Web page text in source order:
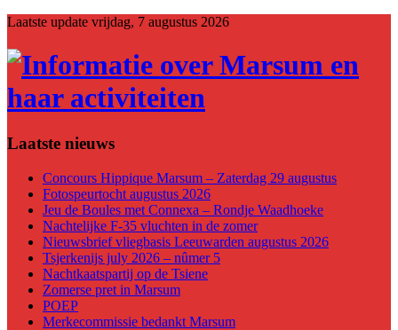
Laatste update vrijdag, 7 augustus 2026
Laatste nieuws
Concours Hippique Marsum – Zaterdag 29 augustus
Fotospeurtocht augustus 2026
Jeu de Boules met Connexa – Rondje Waadhoeke
Nachtelijke F-35 vluchten in de zomer
Nieuwsbrief vliegbasis Leeuwarden augustus 2026
Tsjerkenijs july 2026 – nûmer 5
Nachtkaatspartij op de Tsiene
Zomerse pret in Marsum
POEP
Merkecommissie bedankt Marsum